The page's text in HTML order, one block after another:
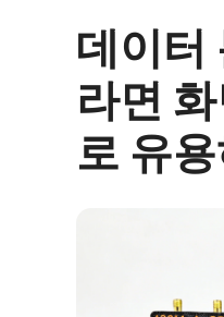
데이터
라면
로 유